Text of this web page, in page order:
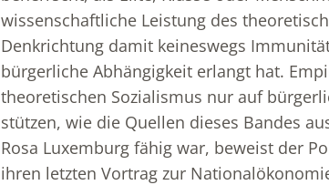
wissenschaftliche Leistung des
Denkrichtung damit keineswegs
bürgerliche Abhängigkeit erlangt hat.
theoretischen Sozialismus nur auf
stützen, wie die Quellen dieses Bandes
Rosa Luxemburg fähig war, beweist der
ihren letzten Vortrag zur